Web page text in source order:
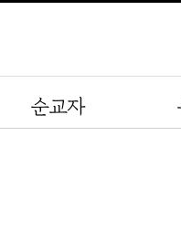
순교자